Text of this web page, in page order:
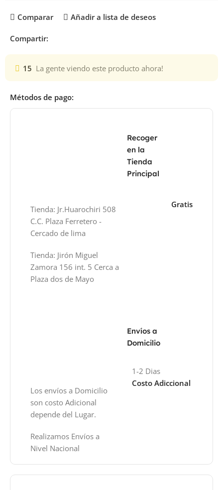
Comparar Añadir a lista de deseos
Compartir:
15 La gente viendo este producto ahora!
Métodos de pago:
Recoger
en la
Tienda
Principal
Tienda: Jr.Huarochiri 508
C.C. Plaza Ferretero -
Cercado de lima
Tienda: Jirón Miguel
Zamora 156 int. 5 Cerca a
Plaza dos de Mayo
Gratis
Envíos a
Domicilio
Los envíos a Domicilio
son costo Adicional
depende del Lugar.
Realizamos Envíos a
Nivel Nacional
1-2 Dias
Costo Adiccional